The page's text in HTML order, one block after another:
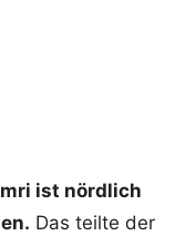
ist nördlich
Das teilte der